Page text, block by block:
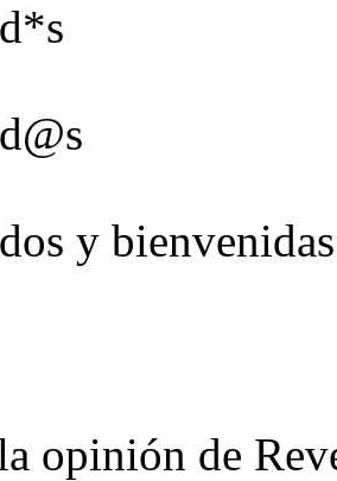
y bienvenidas
opinión de